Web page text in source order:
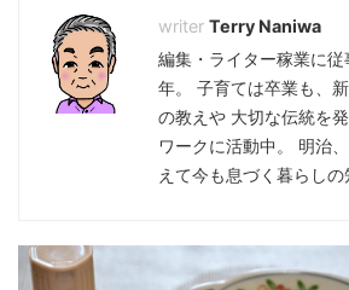
Terry Naniwa
編集・ライター稼業に
年。 子育ては卒業も、
の教えや 大切な伝統を
ワークに活動中。 明治
えて今も息づく暮らしの